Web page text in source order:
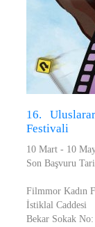
16.
Festivali
10 Mart - 10
Son Başvuru
Filmmor Kadın
İstiklal Caddesi
Bekar Sokak